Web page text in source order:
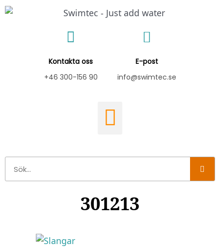
Hoppa
Kontakta oss
+46 300-156 90
E-post
info@swimtec.se
301213